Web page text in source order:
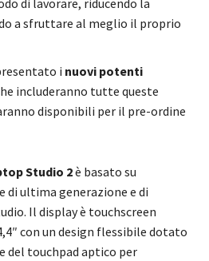
di lavorare, riducendo la
a sfruttare al meglio il proprio
i nuovi potenti
includeranno tutte queste
disponibili per il pre-ordine
Studio 2è basato su
di ultima generazione e di
Il display è touchscreen
con un design flessibile dotato
del touchpad aptico per